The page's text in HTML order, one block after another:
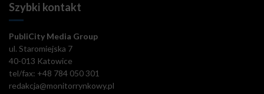
Szybki kontakt
PubliCity Media Group
ul. Staromiejska 7
40-013 Katowice
tel/fax: +48 784 050 301
redakcja@monitorrynkowy.pl